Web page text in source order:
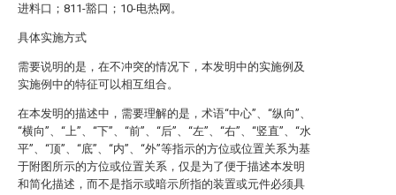
进料口；811-豁口；10-电热网。
具体实施方式
需要说明的是，在不冲突的情况下，本发明中的实施例及
实施例中的特征可以相互组合。
在本发明的描述中，需要理解的是，术语“中心”、“纵向”、
“横向”、“上”、“下”、“前”、“后”、“左”、“右”、“竖直”、“水
平”、“顶”、“底”、“内”、“外”等指示的方位或位置关系为基
于附图所示的方位或位置关系，仅是为了便于描述本发明
和简化描述，而不是指示或暗示所指的装置或元件必须具